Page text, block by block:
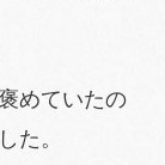
めていたの
た。